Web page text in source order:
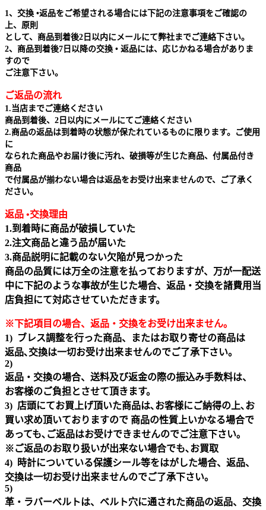
1、交換 •返品をご希望される場合には下記の注意事項をご確認の
上、原則
として、商品到着後2日以内にメールにて弊社までご連絡下さい。
2、商品到着後7日以降の交換 • 返品には、応じかねる場合がありま
すので
ご注意下さい。
ご返品の流れ
1.当店までご連絡ください
商品到着後、2日以内にメールにてご連絡ください
2.商品の返品は到着時の状態が保たれているものに限ります。ご使用
に
なられた商品やお届け後に汚れ、破損等が生じた商品、付属品付き
商品
で付属品が揃わない場合は返品をお受け出来ませんので、ご了承く
ださい。
返品 •交換理由
1.到着時に商品が破損していた
2.注文商品と違う品が届いた
3.商品説明に記載のない欠陥が見つかった
商品の品質には万全の注意を払っておりますが、万が一配送
中に下記のような事故が生じた場合、返品・交換を諸費用当
店負担にて対応させていただきます。
※下記項目の場合、返品・交換をお受け出来ません｡
1) ブレス調整を行った商品、またはお取り寄せの商品は
返品､交換は一切お受け出来ませんのでご了承下さい。
2)
返品・交換の場合、送料及び返金の際の振込み手数料は、
お客様のご負担とさせて頂きます。
3) 店頭にてお買上げ頂いた商品は､お客様にご納得の上､お
買い求め頂いておりますので 商品の性質上いかなる場合で
あっても､ご返品はお受けできませんのでご注意下さい｡
※ご返品のお取り扱いが出来ない場合でも､お買取
4) 時計についている保護シール等をはがした場合、返品、
交換は一切お受け出来ませんのでご了承下さい。
5)
革・ラバーベルトは、ベルト穴に通された商品の返品、交換